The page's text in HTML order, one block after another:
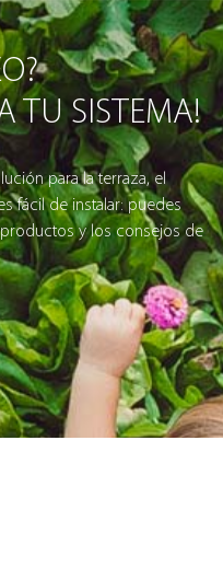
TU SISTEMA!
para la terraza, el
fácil de instalar: puedes
y los consejos de